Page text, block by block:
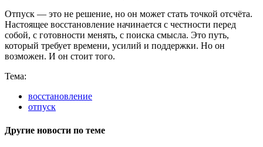
Отпуск — это не решение, но он может стать точкой отсчёта.
Настоящее восстановление начинается с честности перед
собой, с готовности менять, с поиска смысла. Это путь,
который требует времени, усилий и поддержки. Но он
возможен. И он стоит того.
Тема:
восстановление
отпуск
Другие новости по теме